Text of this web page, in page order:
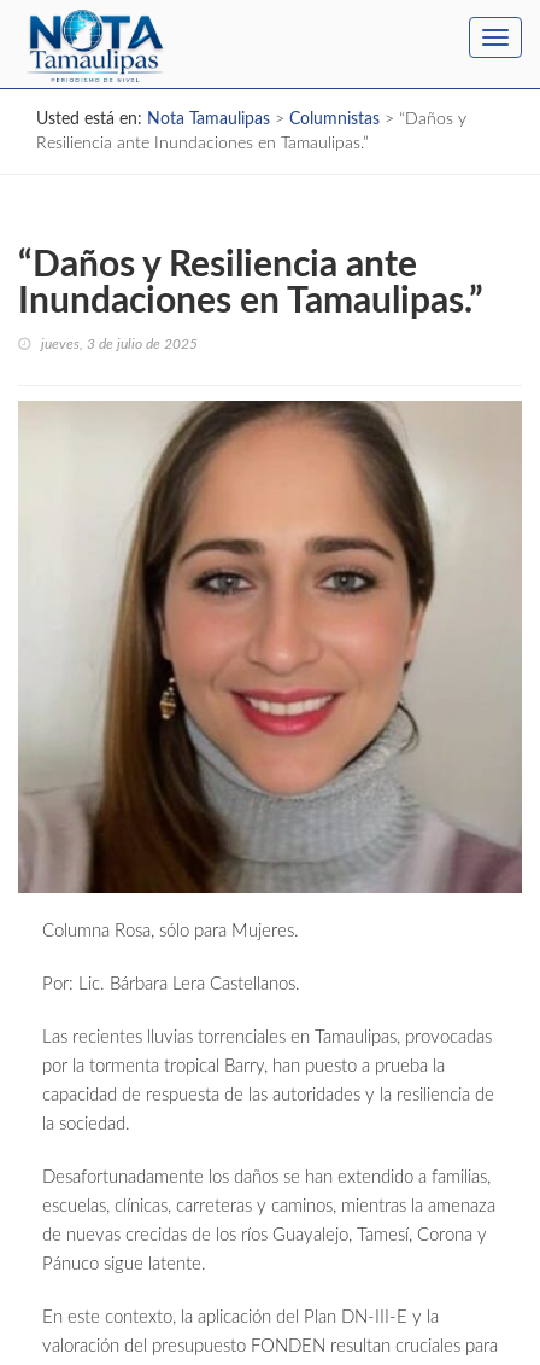
Usted está en: Nota Tamaulipas > Columnistas > “Daños y
Resiliencia ante Inundaciones en Tamaulipas.”
“Daños y Resiliencia ante
Inundaciones en Tamaulipas.”
jueves, 3 de julio de 2025
Columna Rosa, sólo para Mujeres.
Por: Lic. Bárbara Lera Castellanos.
Las recientes lluvias torrenciales en Tamaulipas, provocadas
por la tormenta tropical Barry, han puesto a prueba la
capacidad de respuesta de las autoridades y la resiliencia de
la sociedad.
Desafortunadamente los daños se han extendido a familias,
escuelas, clínicas, carreteras y caminos, mientras la amenaza
de nuevas crecidas de los ríos Guayalejo, Tamesí, Corona y
Pánuco sigue latente.
En este contexto, la aplicación del Plan DN-III-E y la
valoración del presupuesto FONDEN resultan cruciales para